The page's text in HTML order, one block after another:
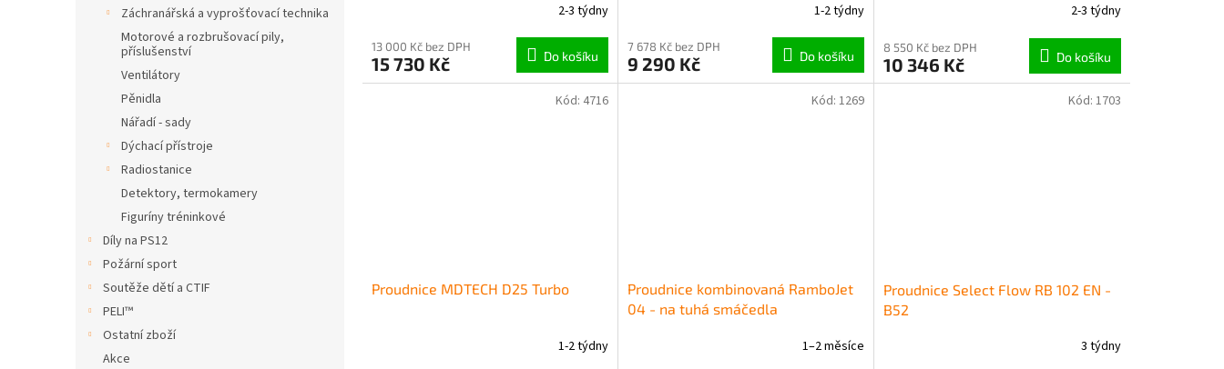
Záchranářská a vyprošťovací technika
Motorové a rozbrušovací pily,
příslušenství
Ventilátory
Pěnidla
Nářadí - sady
Dýchací přístroje
Radiostanice
Detektory, termokamery
Figuríny tréninkové
Díly na PS12
Požární sport
Soutěže dětí a CTIF
PELI™
Ostatní zboží
Akce
2-3 týdny
13 000 Kč bez DPH
15 730 Kč Do košíku
1-2 týdny
7 678 Kč bez DPH
9 290 Kč Do košíku
2-3 týdny
8 550 Kč bez DPH
10 346 Kč Do košíku
Proudnice MDTECH D25 Turbo
1-2 týdny
Kód: 4716
Proudnice kombinovaná RamboJet
04 - na tuhá smáčedla
1–2 měsíce
Kód: 1269
Proudnice Select Flow RB 102 EN -
B52
3 týdny
Kód: 1703